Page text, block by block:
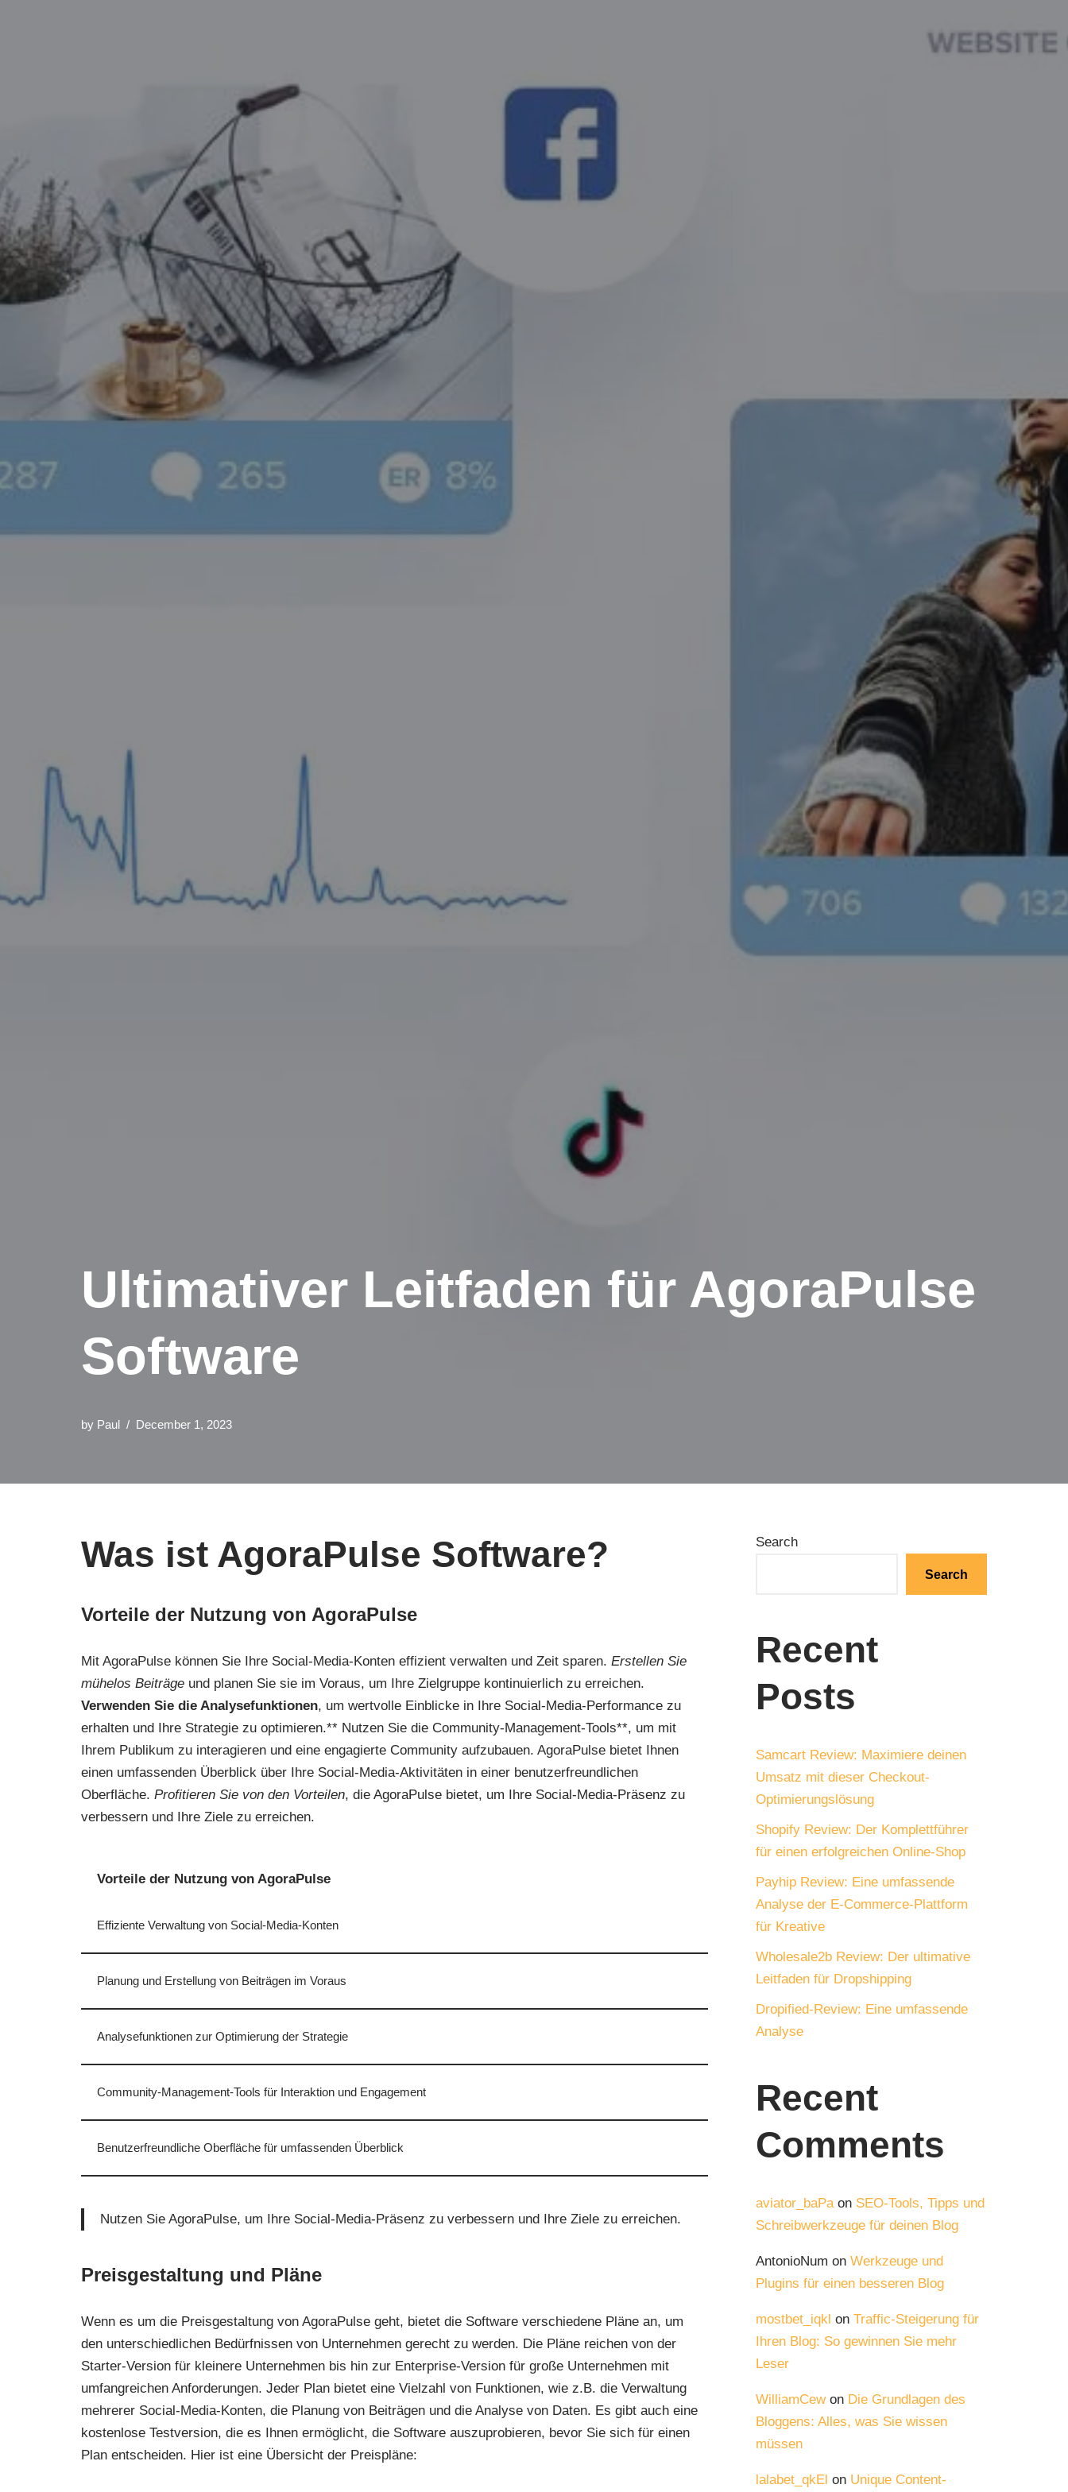
Ultimativer Leitfaden für AgoraPulse
Software
by Paul December 1, 2023
Was ist AgoraPulse Software?
Vorteile der Nutzung von AgoraPulse
Mit AgoraPulse können Sie Ihre Social-Media-Konten effizient verwalten und Zeit sparen. Erstellen Sie
mühelos Beiträge und planen Sie sie im Voraus, um Ihre Zielgruppe kontinuierlich zu erreichen.
Verwenden Sie die Analysefunktionen, um wertvolle Einblicke in Ihre Social-Media-Performance zu
erhalten und Ihre Strategie zu optimieren.** Nutzen Sie die Community-Management-Tools**, um mit
Ihrem Publikum zu interagieren und eine engagierte Community aufzubauen. AgoraPulse bietet Ihnen
einen umfassenden Überblick über Ihre Social-Media-Aktivitäten in einer benutzerfreundlichen
Oberfläche. Profitieren Sie von den Vorteilen, die AgoraPulse bietet, um Ihre Social-Media-Präsenz zu
verbessern und Ihre Ziele zu erreichen.
Vorteile der Nutzung von AgoraPulse
Effiziente Verwaltung von Social-Media-Konten
Planung und Erstellung von Beiträgen im Voraus
Analysefunktionen zur Optimierung der Strategie
Community-Management-Tools für Interaktion und Engagement
Benutzerfreundliche Oberfläche für umfassenden Überblick
Nutzen Sie AgoraPulse, um Ihre Social-Media-Präsenz zu verbessern und Ihre Ziele zu erreichen.
Preisgestaltung und Pläne
Wenn es um die Preisgestaltung von AgoraPulse geht, bietet die Software verschiedene Pläne an, um
den unterschiedlichen Bedürfnissen von Unternehmen gerecht zu werden. Die Pläne reichen von der
Starter-Version für kleinere Unternehmen bis hin zur Enterprise-Version für große Unternehmen mit
umfangreichen Anforderungen. Jeder Plan bietet eine Vielzahl von Funktionen, wie z.B. die Verwaltung
mehrerer Social-Media-Konten, die Planung von Beiträgen und die Analyse von Daten. Es gibt auch eine
kostenlose Testversion, die es Ihnen ermöglicht, die Software auszuprobieren, bevor Sie sich für einen
Plan entscheiden. Hier ist eine Übersicht der Preispläne:
Search
Search
Recent
Posts
Samcart Review: Maximiere deinen
Umsatz mit dieser Checkout-
Optimierungslösung
Shopify Review: Der Komplettführer
für einen erfolgreichen Online-Shop
Payhip Review: Eine umfassende
Analyse der E-Commerce-Plattform
für Kreative
Wholesale2b Review: Der ultimative
Leitfaden für Dropshipping
Dropified-Review: Eine umfassende
Analyse
Recent
Comments
aviator_baPaon SEO-Tools, Tipps und
Schreibwerkzeuge für deinen Blog
AntonioNum on Werkzeuge und
Plugins für einen besseren Blog
mostbet_iqkl on Traffic-Steigerung für
Ihren Blog: So gewinnen Sie mehr
Leser
WilliamCewon Die Grundlagen des
Bloggens: Alles, was Sie wissen
müssen
lalabet_qkEl on Unique Content-